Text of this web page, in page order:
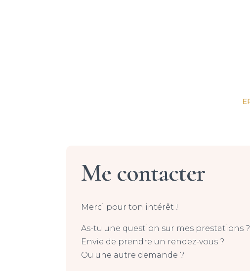
Me contacter
Merci pour ton intérêt !
As-tu une question sur mes prestations ?
Envie de prendre un rendez-vous ?
Ou une autre demande ?